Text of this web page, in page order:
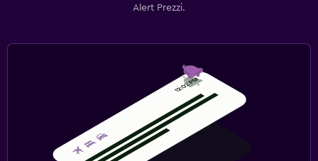
Alert Prezzi.